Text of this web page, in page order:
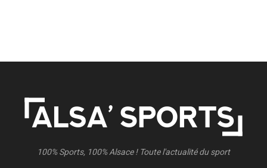
100% Sports, 100% Alsace ! Toute l'actualité du sport